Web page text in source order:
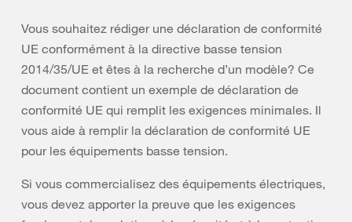
Vous souhaitez rédiger une déclaration de conformité
UE conformément à la directive basse tension
2014/35/UE et êtes à la recherche d’un modèle? Ce
document contient un exemple de déclaration de
conformité UE qui remplit les exigences minimales. Il
vous aide à remplir la déclaration de conformité UE
pour les équipements basse tension.
Si vous commercialisez des équipements électriques,
vous devez apporter la preuve que les exigences